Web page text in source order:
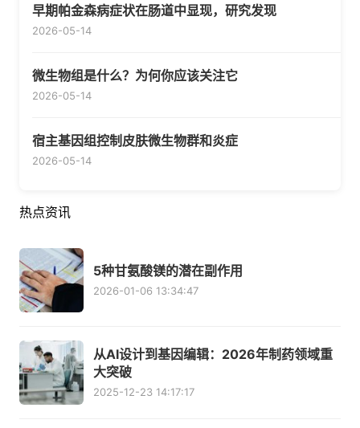
早期帕金森病症状在肠道中显现，研究发现
2026-05-14
微生物组是什么？为何你应该关注它
2026-05-14
宿主基因组控制皮肤微生物群和炎症
2026-05-14
热点资讯
5种甘氨酸镁的潜在副作用
2026-01-06 13:34:47
从AI设计到基因编辑：2026年制药领域重
大突破
2025-12-23 14:17:17